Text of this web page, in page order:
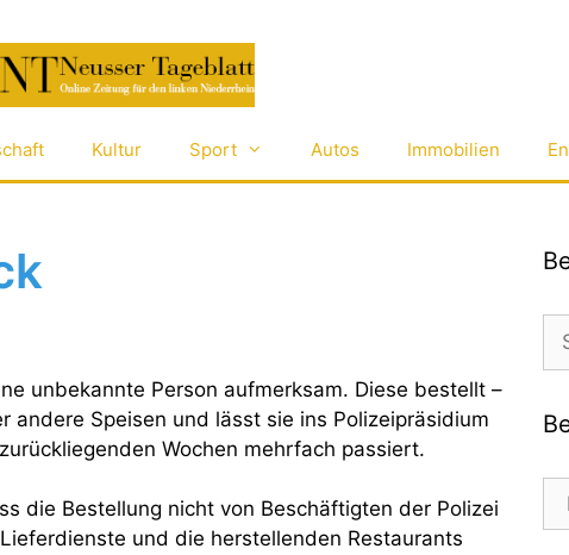
Kultur Sport Autos Immobilien
unbekannte Person aufmerksam. Diese bestellt –
andere Speisen und lässt sie ins Polizeipräsidium
Wochen mehrfach passiert.
die Bestellung nicht von Beschäftigten der Polizei
und die herstellenden Restaurants